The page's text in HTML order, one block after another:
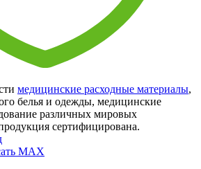
медицинские расходные материалы,
белья и одежды, медицинские
различных мировых
сертифицирована.
MAX